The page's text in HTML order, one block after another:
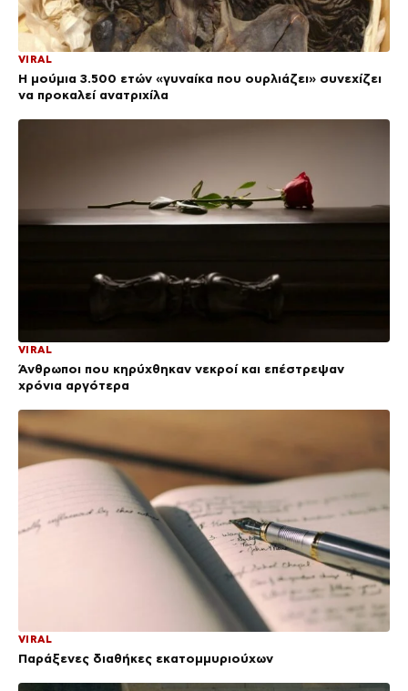
VIRAL
Η μούμια 3.500 ετών «γυναίκα που ουρλιάζει» συνεχίζει
να προκαλεί ανατριχίλα
VIRAL
Άνθρωποι που κηρύχθηκαν νεκροί και επέστρεψαν
χρόνια αργότερα
VIRAL
Παράξενες διαθήκες εκατομμυριούχων